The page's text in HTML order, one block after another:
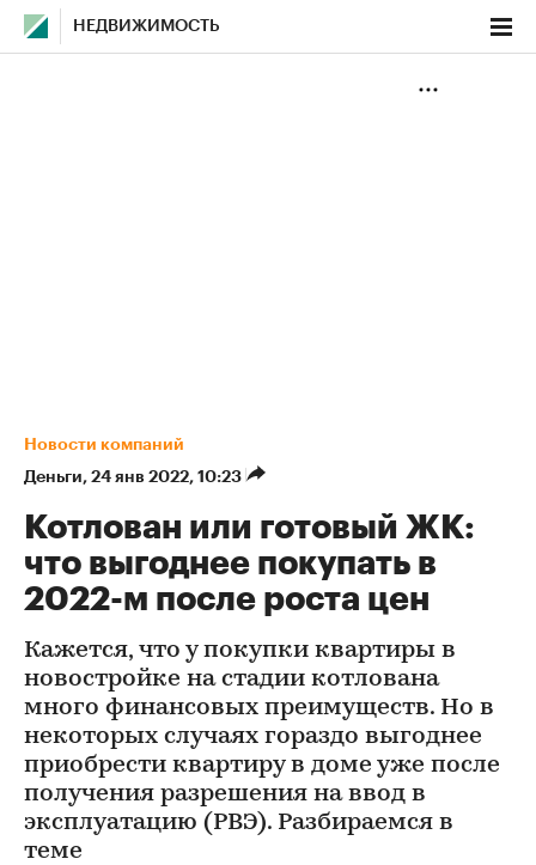
НЕДВИЖИМОСТЬ
Новости компаний
Деньги⁠, 24 янв 2022, 10:23
Котлован или готовый ЖК:
что выгоднее покупать в
2022-м после роста цен
Кажется, что у покупки квартиры в
новостройке на стадии котлована
много финансовых преимуществ. Но в
некоторых случаях гораздо выгоднее
приобрести квартиру в доме уже после
получения разрешения на ввод в
эксплуатацию (РВЭ). Разбираемся в
теме